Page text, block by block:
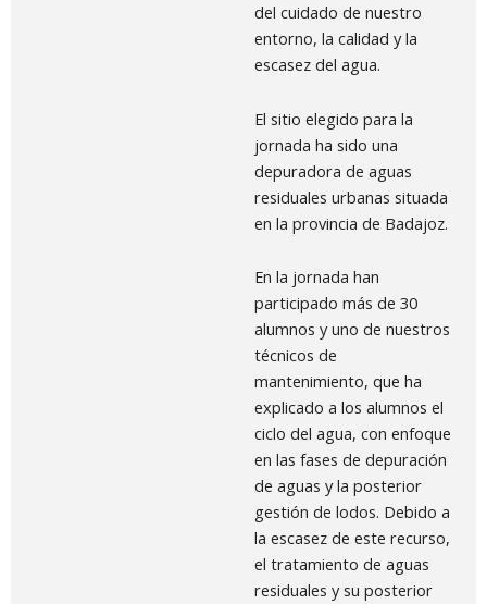
del cuidado de nuestro
entorno, la calidad y la
escasez del agua.
El sitio elegido para la
jornada ha sido una
depuradora de aguas
residuales urbanas situada
en la provincia de Badajoz.
En la jornada han
participado más de 30
alumnos y uno de nuestros
técnicos de
mantenimiento, que ha
explicado a los alumnos el
ciclo del agua, con enfoque
en las fases de depuración
de aguas y la posterior
gestión de lodos. Debido a
la escasez de este recurso,
el tratamiento de aguas
residuales y su posterior